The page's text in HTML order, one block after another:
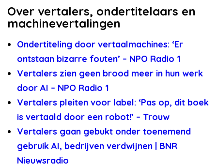
Over vertalers, ondertitelaars en
machinevertalingen
Ondertiteling door vertaalmachines: ‘Er
ontstaan bizarre fouten’ – NPO Radio 1
Vertalers zien geen brood meer in hun werk
door AI – NPO Radio 1
Vertalers pleiten voor label: ‘Pas op, dit boek
is vertaald door een robot!’ – Trouw
Vertalers gaan gebukt onder toenemend
gebruik AI, bedrijven verdwijnen | BNR
Nieuwsradio